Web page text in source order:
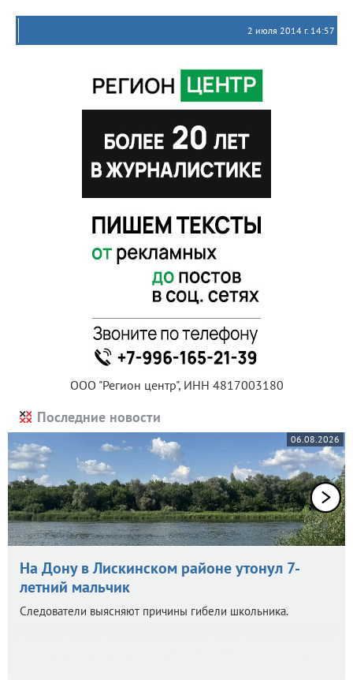
2 июля 2014 г. 14:57
ООО "Регион центр", ИНН 4817003180
Последние новости
06.08.2026
На Дону в Лискинском районе утонул 7-
летний мальчик
Следователи выясняют причины гибели школьника.